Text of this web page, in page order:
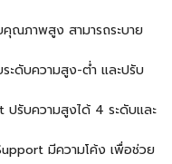
ณภาพสูง สามารถระบาย
ะดับความสูง-ต่ำ และปรับ
รับความสูงได้ 4 ระดับและ
มีความโค้ง เพื่อช่วย